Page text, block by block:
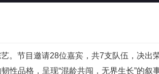
。节目邀请28位嘉宾，共7支队伍，决
品格，呈现“混龄共闯，无界生长”的叙